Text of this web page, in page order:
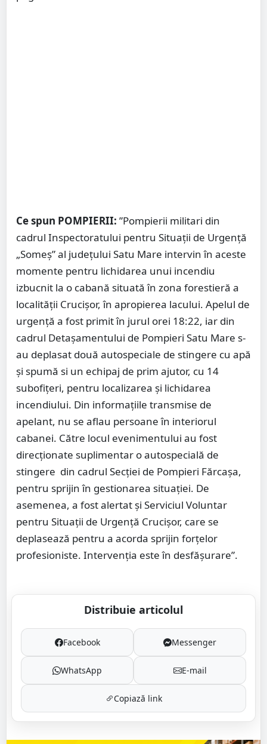
Ce spun POMPIERII: ”Pompierii militari din
cadrul Inspectoratului pentru Situații de Urgență
„Someș” al județului Satu Mare intervin în aceste
momente pentru lichidarea unui incendiu
izbucnit la o cabană situată în zona forestieră a
localității Crucișor, în apropierea lacului. Apelul de
urgență a fost primit în jurul orei 18:22, iar din
cadrul Detașamentului de Pompieri Satu Mare s-
au deplasat două autospeciale de stingere cu apă
și spumă si un echipaj de prim ajutor, cu 14
subofițeri, pentru localizarea și lichidarea
incendiului. Din informațiile transmise de
apelant, nu se aflau persoane în interiorul
cabanei. Către locul evenimentului au fost
direcționate suplimentar o autospecială de
stingere din cadrul Secției de Pompieri Fărcașa,
pentru sprijin în gestionarea situației. De
asemenea, a fost alertat și Serviciul Voluntar
pentru Situații de Urgență Crucișor, care se
deplasează pentru a acorda sprijin forțelor
profesioniste. Intervenția este în desfășurare”.
Distribuie articolul
Facebook Messenger
WhatsApp E-mail
Copiază link